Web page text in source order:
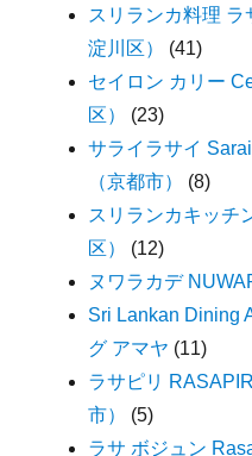
スリランカ料理
淀川区）
(41)
セイロン カリー
区）
(23)
サライラサイ
（京都市）
(8)
スリランカキッチ
区）
(12)
ヌワラカデ
Sri Lankan Dining
グ アマヤ (11)
ラサピリ
市）
(5)
ラサ ボジュン